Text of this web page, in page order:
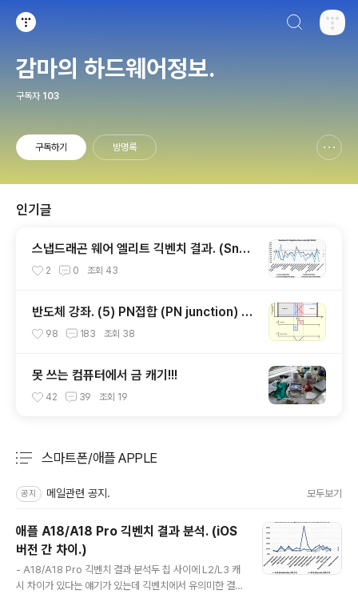
감마의 하드웨어정보.
구독자 103
구독하기 방명록
인기글
스냅드래곤 웨어 엘리트 긱벤치 결과. (Snap
dragon Wear Elite, SW6100?)
2 0 조회 43
반도체 강좌. (5) PN접합 (PN junction) 개
념편.
98 183 조회 38
못 쓰는 컴퓨터에서 금 캐기!!!
42 39 조회 19
스마트폰/애플 APPLE
공지 메일관련 공지. 모두보기
애플 A18/A18 Pro 긱벤치 결과 분석. (iOS
버전 간 차이.)
- A18/A18 Pro 긱벤치 결과 분석두 칩 사이에 L2/L3 캐
시 차이가 있다는 얘기가 있는데 긱벤치에서 유의미한 결